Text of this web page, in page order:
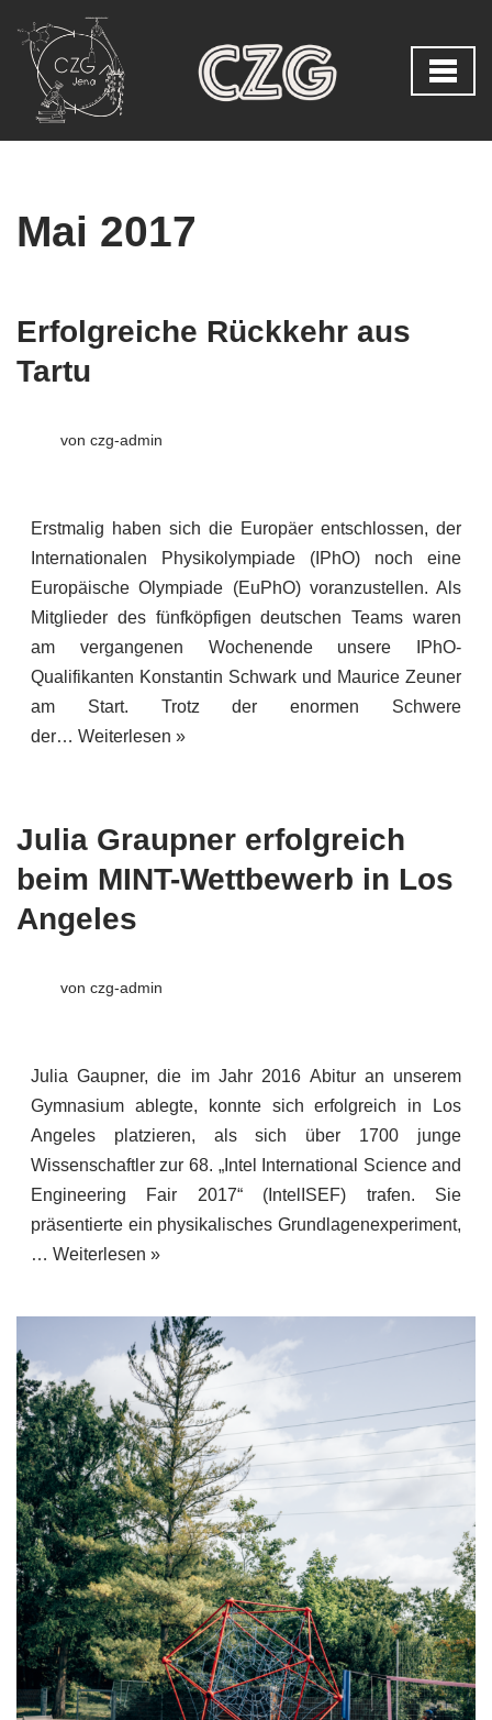
Zum
Inhalt
springen
Mai 2017
Erfolgreiche Rückkehr aus
Tartu
von czg-admin
Erstmalig haben sich die Europäer entschlossen, der
Internationalen Physikolympiade (IPhO) noch eine
Europäische Olympiade (EuPhO) voranzustellen. Als
Mitglieder des fünfköpfigen deutschen Teams waren
am vergangenen Wochenende unsere IPhO-
Qualifikanten Konstantin Schwark und Maurice Zeuner
am Start. Trotz der enormen Schwere
der… Weiterlesen »
Julia Graupner erfolgreich
beim MINT-Wettbewerb in Los
Angeles
von czg-admin
Julia Gaupner, die im Jahr 2016 Abitur an unserem
Gymnasium ablegte, konnte sich erfolgreich in Los
Angeles platzieren, als sich über 1700 junge
Wissenschaftler zur 68. „Intel International Science and
Engineering Fair 2017“ (IntelISEF) trafen. Sie
präsentierte ein physikalisches Grundlagenexperiment,
… Weiterlesen »